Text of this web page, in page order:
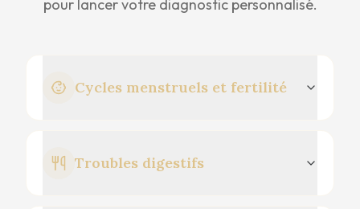
pour lancer votre diagnostic personnalisé.
Cycles menstruels et fertilité
Troubles digestifs